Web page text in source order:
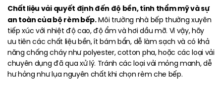
Chất liệu vải quyết định đến độ bền, tính thẩm mỹ và sự
an toàn của bộ rèm bếp.Môi trường nhà bếp thường xuyên
tiếp xúc với nhiệt độ cao, độ ẩm và hơi dầu mỡ. Vì vậy, hãy
ưu tiên các chất liệu bền, ít bám bẩn, dễ làm sạch và có khả
năng chống cháy như polyester, cotton pha, hoặc các loại vải
chuyên dụng đã qua xử lý. Tránh các loại vải mỏng manh, dễ
hư hỏng như lụa nguyên chất khi chọn rèm che bếp.